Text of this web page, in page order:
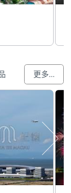
更多...